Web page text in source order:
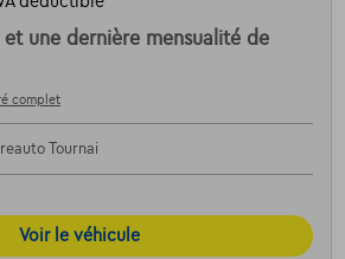
et une dernière mensualité de
complet
Tournai
Voir le véhicule